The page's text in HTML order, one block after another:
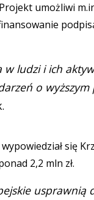
Projekt umożliwi
w ludzi i ich
o
się
2,2 mln zł.
usprawnią